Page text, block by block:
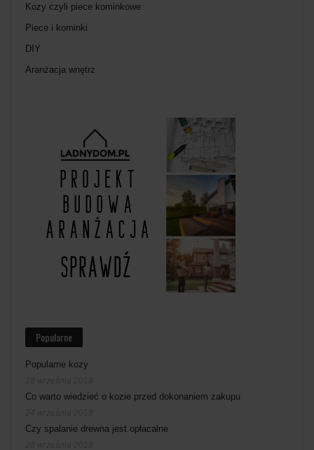
Kozy czyli piece kominkowe
Piece i kominki
DIY
Aranżacja wnętrz
Popularne
Popularne kozy
Co warto wiedzieć o kozie przed dokonaniem zakupu
Czy spalanie drewna jest opłacalne